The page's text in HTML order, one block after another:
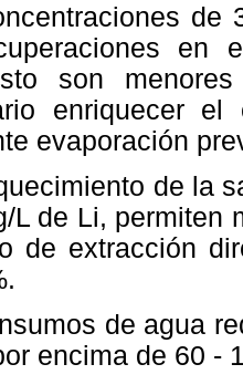
de
en
son
enriquecer
evaporación
de la
L de Li, permiten
de extracción
de agua
encima de 60 -